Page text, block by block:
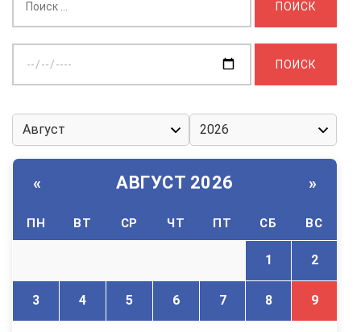
дату:
« АВГУСТ 2026 »
ПН ВТ СР ЧТ ПТ СБ ВС
1 2
3 4 5 6 7 8 9